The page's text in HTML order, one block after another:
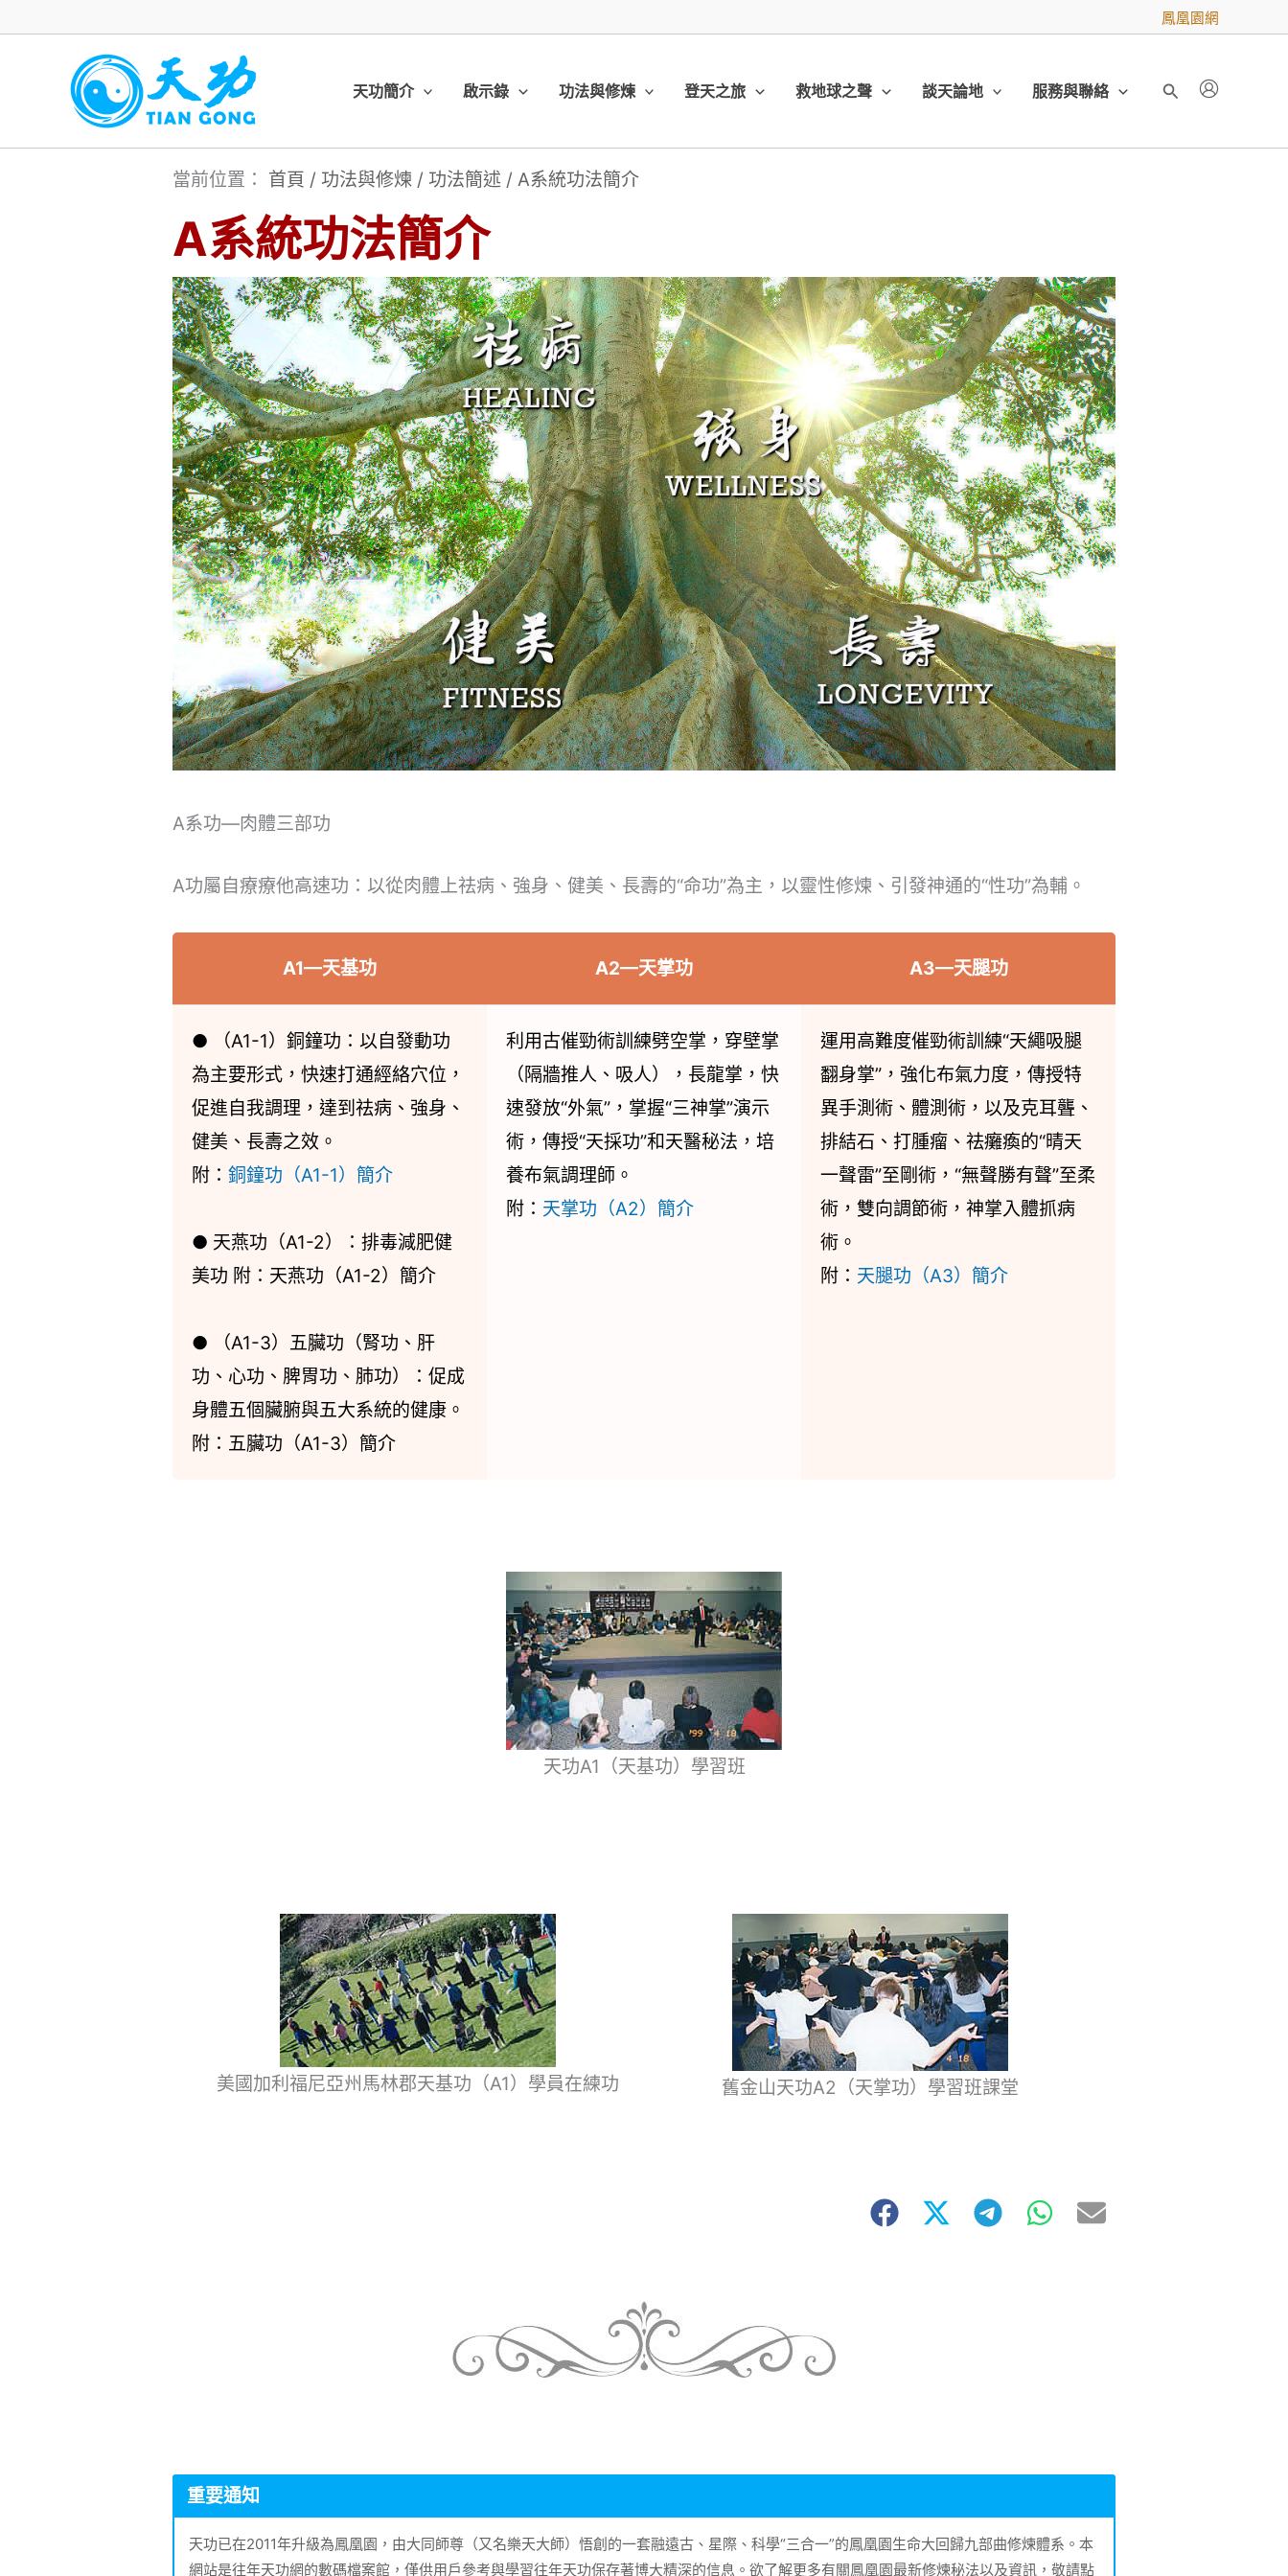
內
鳳凰園網
天功簡介 啟示錄 功法與修煉 登天之旅 救地球之聲 談天論地 服務與聯絡
搜
當前位置： 首頁 / 功法與修煉 / 功法簡述 / A系統功法簡介
A系統功法簡介
A系功—肉體三部功
A功屬自療療他高速功：以從肉體上祛病、強身、健美、長壽的“命功”為主，以靈性修煉、引發神通的“性功”為輔。
A1—天基功 A2—天掌功 A3—天腿功
● （A1-1）銅鐘功：以自發動功
為主要形式，快速打通經絡穴位，
促進自我調理，達到祛病、強身、
健美、長壽之效。
附： 銅鐘功（A1-1）簡介
● 天燕功（A1-2）：排毒減肥健
美功 附：天燕功（A1-2）簡介
● （A1-3）五臟功（腎功、肝
功、心功、脾胃功、肺功）：促成
身體五個臟腑與五大系統的健康。
附：五臟功（A1-3）簡介
利用古催勁術訓練劈空掌，穿壁掌
（隔牆推人、吸人），長龍掌，快
速發放“外氣”，掌握“三神掌”演示
術，傳授“天採功”和天醫秘法，培
養布氣調理師。
附： 天掌功（A2）簡介
運用高難度催勁術訓練“天繩吸腿
翻身掌”，強化布氣力度，傳授特
異手測術、體測術，以及克耳聾、
排結石、打腫瘤、祛癱瘓的“晴天
一聲雷”至剛術，“無聲勝有聲”至柔
術，雙向調節術，神掌入體抓病
術。
附： 天腿功（A3）簡介
天功A1（天基功）學習班
美國加利福尼亞州馬林郡天基功（A1）學員在練功 舊金山天功A2（天掌功）學習班課堂
重要通知
天功已在2011年升級為鳳凰園，由大同師尊（又名樂天大師）悟創的一套融遠古、星際、科學“三合一”的鳳凰園生命大回歸九部曲修煉體系。本
網站是往年天功網的數碼檔案館，僅供用戶參考與學習往年天功保存著博大精深的信息。欲了解更多有關鳳凰園最新修煉秘法以及資訊，敬請點